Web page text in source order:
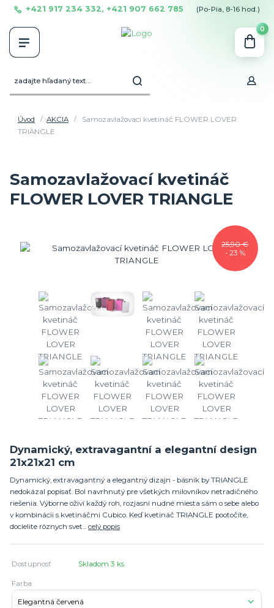
+421 917 234 332, +421 907 662 785 (Po-Pia, 8-16 hod.)
0
Úvod AKCIA
Samozavlažovací kvetináč FLOWER LOVER
TRIANGLE
Samozavlažovací kvetináč
FLOWER LOVER TRIANGLE
25,90 €
- 23 %
Dynamický, extravagantní a elegantní design
21x21x21 cm
Dynamický, extravagantný a elegantný dizajn - básnik by TRIANGLE
nedokázal popísať. Bol navrhnutý pre všetkých milovníkov netradičného
riešenia. Výborne oživí každý roh, rozjasní nudné miesta sám o sebe alebo
v kombinácii s kvetináčmi Cubico. Keď kvetináč TRIANGLE pootočíte,
docielite rôznych svet... celý popis
Dostupnosť Skladom 3 ks
Farba